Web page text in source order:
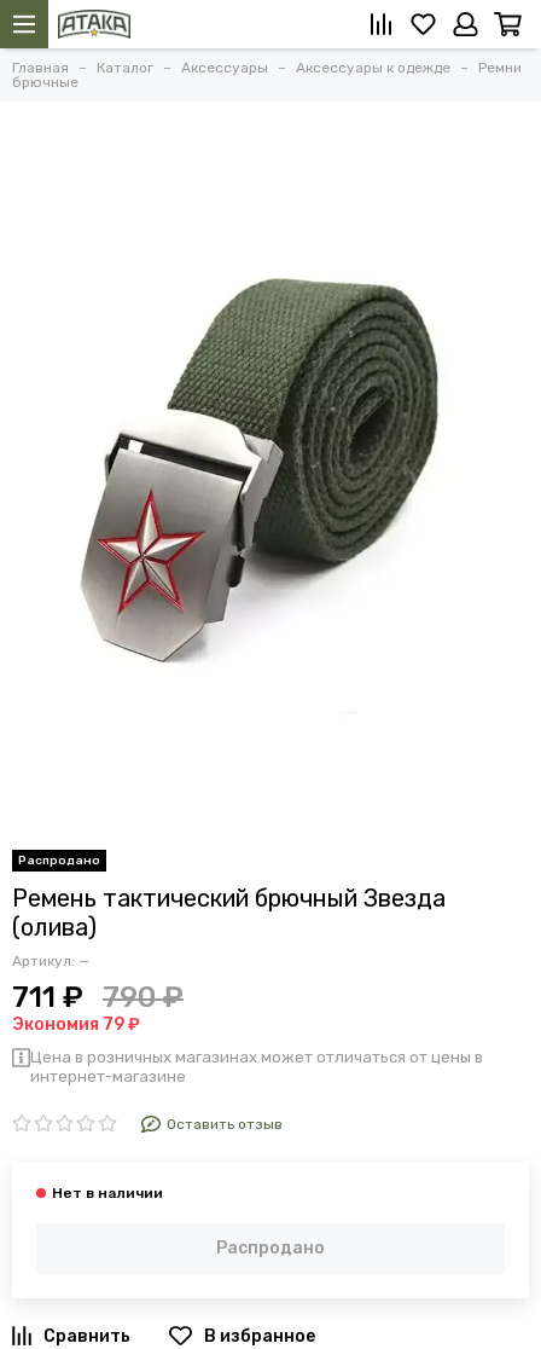
Главная Каталог Аксессуары Аксессуары к одежде
Ремни
брючные
Ремень тактический брючный Звезда
(олива)
Артикул: —
711 ₽ 790 ₽
Экономия 79 ₽
Цена в розничных магазинах может отличаться от цены в
интернет-магазине
Оставить отзыв
Распродано
В избранное